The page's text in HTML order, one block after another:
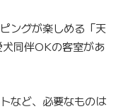
ングが楽しめる「天
同伴OKの客室があ
など、必要なものは